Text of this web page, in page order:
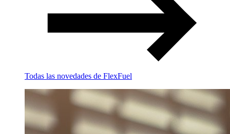
Todas las novedades de FlexFuel